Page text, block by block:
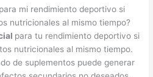
mi rendimiento deportivo si
nutricionales al mismo tiempo?
para tu rendimiento deportivo si
nutricionales al mismo tiempo.
de suplementos puede generar